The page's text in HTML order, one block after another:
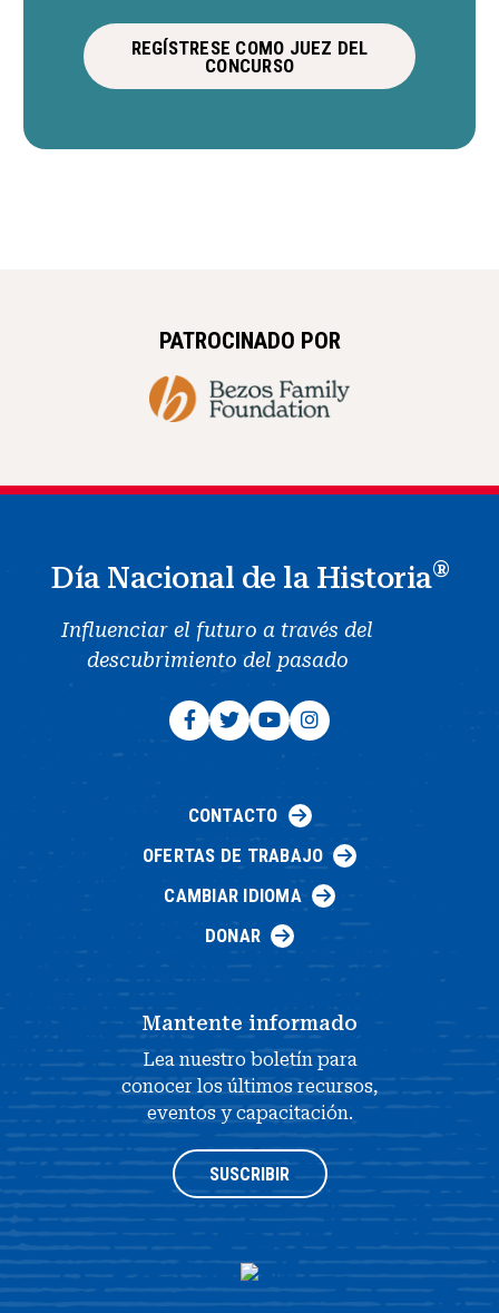
REGÍSTRESE COMO JUEZ DEL
CONCURSO
PATROCINADO POR
Día Nacional de la Historia®
Influenciar el futuro a través del
descubrimiento del pasado
CONTACTO
OFERTAS DE TRABAJO
CAMBIAR IDIOMA
DONAR
Mantente informado
Lea nuestro boletín para
conocer los últimos recursos,
eventos y capacitación.
SUSCRIBIR